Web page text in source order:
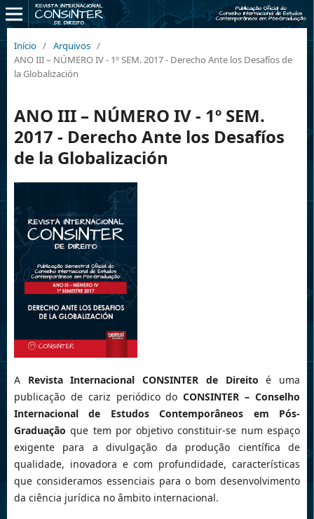
Início / Arquivos /
ANO III – NÚMERO IV - 1º SEM. 2017 - Derecho Ante los Desafíos de
la Globalización
ANO III – NÚMERO IV - 1º SEM.
2017 - Derecho Ante los Desafíos
de la Globalización
A Revista Internacional CONSINTER de Direito é uma
publicação de cariz periódico doCONSINTER – Conselho
Internacional de Estudos Contemporâneos em Pós-
Graduação que tem por objetivo constituir-se num espaço
exigente para a divulgação da produção científica de
qualidade, inovadora e com profundidade, características
que consideramos essenciais para o bom desenvolvimento
da ciência jurídica no âmbito internacional.